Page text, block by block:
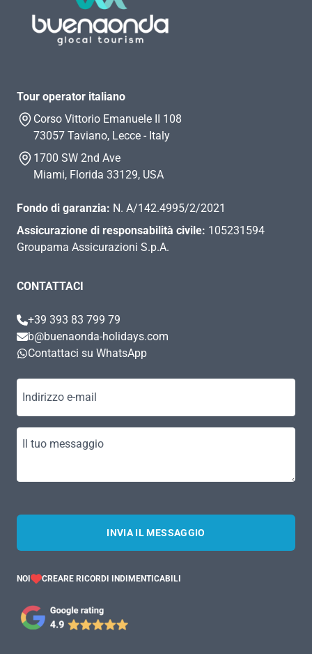
Tour operator italiano
Corso Vittorio Emanuele II 108
73057 Taviano, Lecce - Italy
1700 SW 2nd Ave
Miami, Florida 33129, USA
Fondo di garanzia: N. A/142.4995/2/2021
Assicurazione di responsabilità civile: 105231594
Groupama Assicurazioni S.p.A.
CONTATTACI
+39 393 83 799 79
b@buenaonda-holidays.com
Contattaci su WhatsApp
Indirizzo e-mail
Il tuo messaggio
INVIA IL MESSAGGIO
NOI CREARE RICORDI INDIMENTICABILI